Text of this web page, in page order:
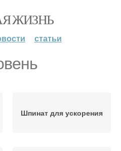
ЖИЗНЬ
статьи
Шпинат для ускорения